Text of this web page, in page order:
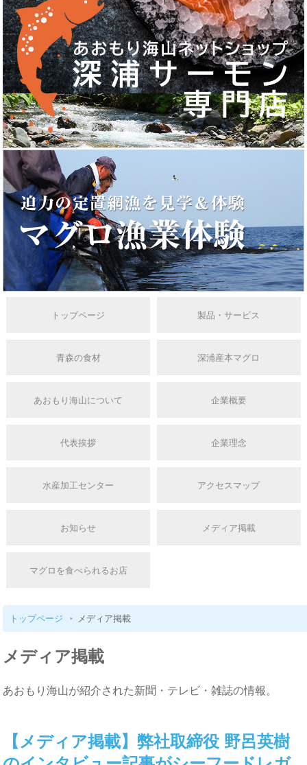
トップページ 製品・サービス
青森の食材 深浦産本マグロ
あおもり海山について 企業概要
代表挨拶 企業理念
水産加工センター アクセスマップ
お知らせ メディア掲載
マグロを食べられるお店
トップページ メディア掲載
メディア掲載
あおもり海山が紹介された新聞・テレビ・雑誌の情報。
【メディア掲載】弊社取締役 野呂英樹